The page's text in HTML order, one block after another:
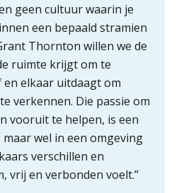
geen cultuur waarin je
een bepaald stramien
Thornton willen we de
ruimte krijgt om te
elkaar uitdaagt om
verkennen. Die passie om
vooruit te helpen, is een
wel in een omgeving
verschillen en
vrij en verbonden voelt.”
Inzicht in je organisatie: de kracht zit
in eenvoud
zo werkt u slimmer met eHerkenning
de autonome AI-boekhouder
De curator klopt aan: wat moet een
accountantskantoor afgeven bij een
faillissement van een klant?